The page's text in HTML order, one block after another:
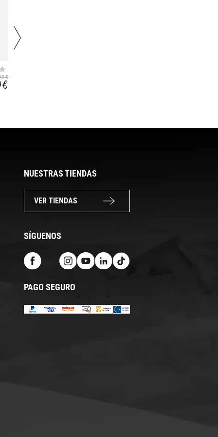
€
€
NUESTRAS TIENDAS
VER TIENDAS
SÍGUENOS
PAGO SEGURO